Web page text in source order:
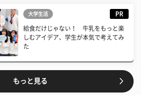
大学生活 PR
給食だけじゃない！ 牛乳をもっと楽
しむアイデア、学生が本気で考えてみ
た
もっと見る